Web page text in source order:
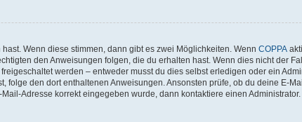
Wenn diese stimmen, dann gibt es zwei Möglichkeiten. Wenn COPPA
den Anweisungen folgen, die du erhalten hast. Wenn dies nicht der
werden – entweder musst du dies selbst erledigen oder ein
den dort enthaltenen Anweisungen. Ansonsten prüfe, ob du deine E-
Adresse korrekt eingegeben wurde, dann kontaktiere einen Administrator.